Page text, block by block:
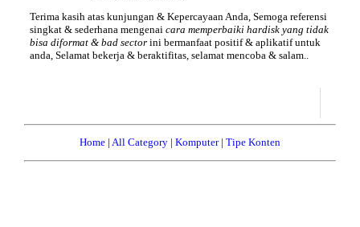
Terima kasih atas kunjungan & Kepercayaan Anda, Semoga referensi
singkat & sederhana mengenai cara memperbaiki hardisk yang tidak
bisa diformat & bad sector ini bermanfaat positif & aplikatif untuk
anda, Selamat bekerja & beraktifitas, selamat mencoba & salam..
Home | All Category | Komputer| Tipe Konten